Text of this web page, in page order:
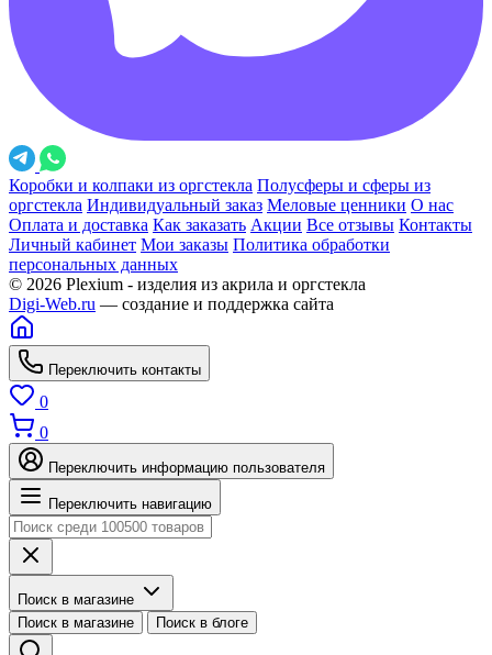
Коробки и колпаки из оргстекла Полусферы и сферы из
оргстекла Индивидуальный заказ Меловые ценники О нас
Оплата и доставка Как заказать Акции Все отзывы Контакты
Личный кабинет Мои заказы Политика обработки
персональных данных
© 2026 Plexium - изделия из акрила и оргстекла
Digi-Web.ru — создание и поддержка сайта
Переключить контакты
0
0
Переключить информацию пользователя
Переключить навигацию
Поиск в магазине
Поиск в магазине
Поиск в блоге